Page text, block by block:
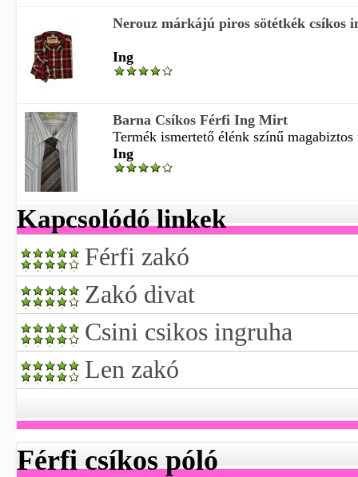
Nerouz márkájú piros sötétkék csíkos
Ing
Barna Csíkos Férfi Ing Mirt
Termék ismertető élénk színű
Ing
Kapcsolódó linkek
Férfi zakó
Zakó divat
Csini csikos ingruha
Len zakó
Férfi csíkos póló